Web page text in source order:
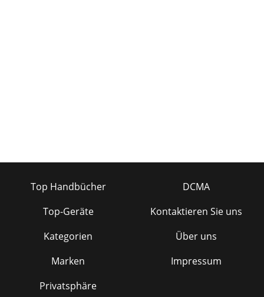
Top Handbücher
Top-Geräte
Kategorien
Marken
Privatsphäre
DCMA
Kontaktieren Sie uns
Über uns
Impressum